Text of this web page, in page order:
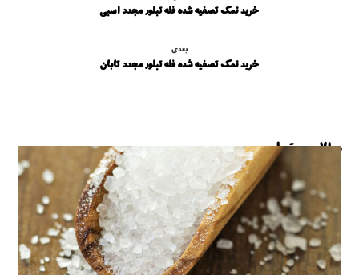
خرید نمک تصفیه شده فله تبلور مجدد اسبی
بعدی
خرید نمک تصفیه شده فله تبلور مجدد تابان
مطالب مرتبط ...